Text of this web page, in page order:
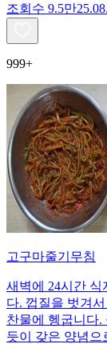
조회수 9.5만
999+
고구마줄기무침
새벽에 24시간 식
다. 껍질을 벗겨
찬물에 헹굽니다.
듯이 갖은 양념으